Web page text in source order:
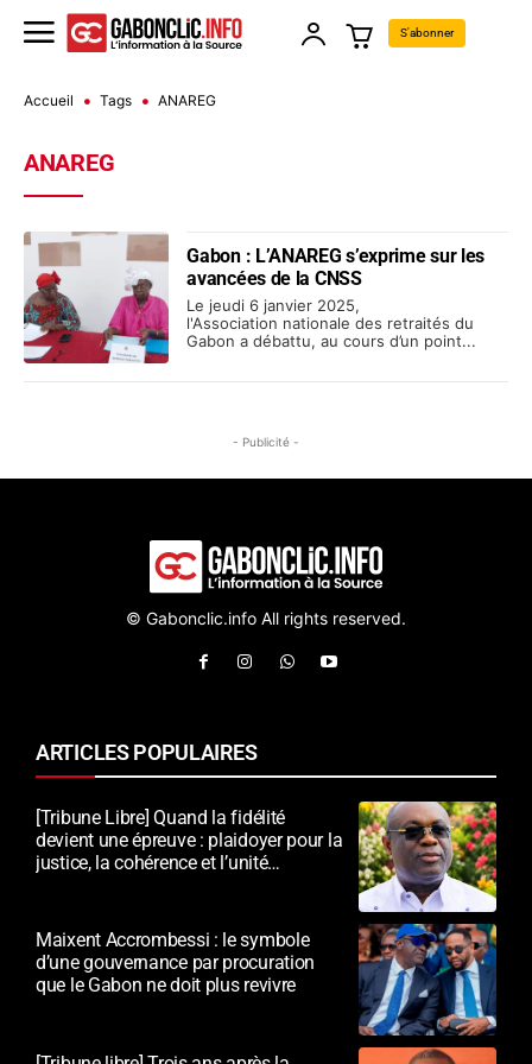
S'abonner
Accueil Tags ANAREG
ANAREG
Gabon : L’ANAREG s’exprime sur les
avancées de la CNSS
Le jeudi 6 janvier 2025,
l'Association nationale des retraités du
Gabon a débattu, au cours d’un point...
- Publicité -
© Gabonclic.info All rights reserved.
ARTICLES POPULAIRES
[Tribune Libre] Quand la fidélité
devient une épreuve : plaidoyer pour la
justice, la cohérence et l’unité
Maixent Accrombessi : le symbole
d’une gouvernance par procuration
que le Gabon ne doit plus revivre